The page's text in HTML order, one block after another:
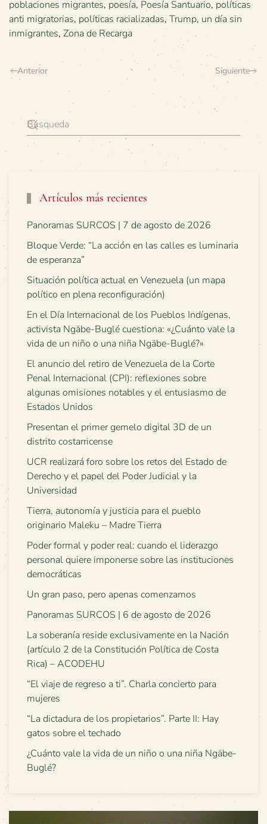
poblaciones migrantes, poesía, Poesía Santuario, políticas
anti migratorias, políticas racializadas, Trump, un día sin
inmigrantes, Zona de Recarga
Anterior Siguiente
Artículos más recientes
Panoramas SURCOS | 7 de agosto de 2026
Bloque Verde: “La acción en las calles es luminaria
de esperanza”
Situación política actual en Venezuela (un mapa
político en plena reconfiguración)
En el Día Internacional de los Pueblos Indígenas,
activista Ngäbe-Buglé cuestiona: «¿Cuánto vale la
vida de un niño o una niña Ngäbe-Buglé?»
El anuncio del retiro de Venezuela de la Corte
Penal Internacional (CPI): reflexiones sobre
algunas omisiones notables y el entusiasmo de
Estados Unidos
Presentan el primer gemelo digital 3D de un
distrito costarricense
UCR realizará foro sobre los retos del Estado de
Derecho y el papel del Poder Judicial y la
Universidad
Tierra, autonomía y justicia para el pueblo
originario Maleku – Madre Tierra
Poder formal y poder real: cuando el liderazgo
personal quiere imponerse sobre las instituciones
democráticas
Un gran paso, pero apenas comenzamos
Panoramas SURCOS | 6 de agosto de 2026
La soberanía reside exclusivamente en la Nación
(artículo 2 de la Constitución Política de Costa
Rica) – ACODEHU
“El viaje de regreso a ti”. Charla concierto para
mujeres
“La dictadura de los propietarios”. Parte II: Hay
gatos sobre el techado
¿Cuánto vale la vida de un niño o una niña Ngäbe-
Buglé?